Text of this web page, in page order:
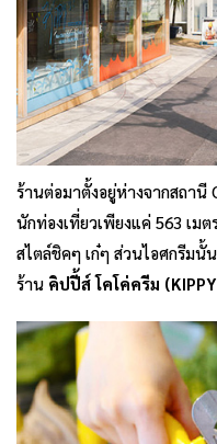
ร้านต่อมาตั้งอยู่ห่างจากสถา
นักท่องเที่ยวเพียงแค่ 563 เม
สไตล์ชิคๆ เก๋ๆ ส่วนไอศกรีมนั้
ร้าน คิปปี้ส์ โคโค่ครีม